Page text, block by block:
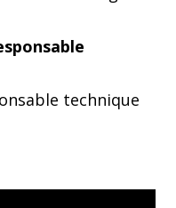
technique